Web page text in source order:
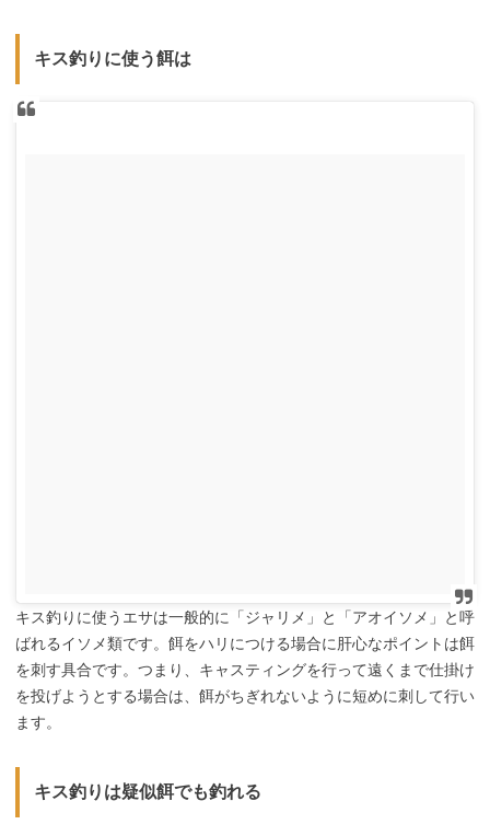
キス釣りに使う餌は
キス釣りに使うエサは一般的に「ジャリメ」と「アオイソメ」と呼
ばれるイソメ類です。餌をハリにつける場合に肝心なポイントは餌
を刺す具合です。つまり、キャスティングを行って遠くまで仕掛け
を投げようとする場合は、餌がちぎれないように短めに刺して行い
ます。
キス釣りは疑似餌でも釣れる